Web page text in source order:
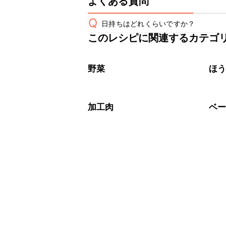
Q 日持ちはどれくらいですか？
保存期間は冷蔵で翌日中が目安です
※日持ちは目安です。
このレシピに関連するカテゴ
野菜 ほ
加工肉 ベ